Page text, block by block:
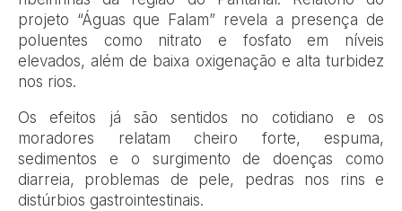
projeto “Águas que Falam” revela a presença de
poluentes como nitrato e fosfato em níveis
elevados, além de baixa oxigenação e alta turbidez
nos rios.
Os efeitos já são sentidos no cotidiano e os
moradores relatam cheiro forte, espuma,
sedimentos e o surgimento de doenças como
diarreia, problemas de pele, pedras nos rins e
distúrbios gastrointestinais.